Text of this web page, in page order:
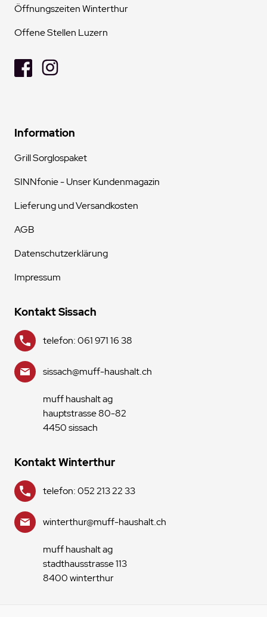
Öffnungszeiten Winterthur
Offene Stellen Luzern
Information
Grill Sorglospaket
SINNfonie - Unser Kundenmagazin
Lieferung und Versandkosten
AGB
Datenschutzerklärung
Impressum
Kontakt Sissach
telefon: 061 971 16 38
sissach@muff-haushalt.ch
muff haushalt ag
hauptstrasse 80-82
4450 sissach
Kontakt Winterthur
telefon: 052 213 22 33
winterthur@muff-haushalt.ch
muff haushalt ag
stadthausstrasse 113
8400 winterthur